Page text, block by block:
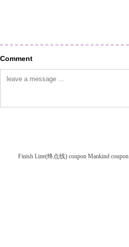
Comment
Finish Line(终点线) coupon Mankind coupon